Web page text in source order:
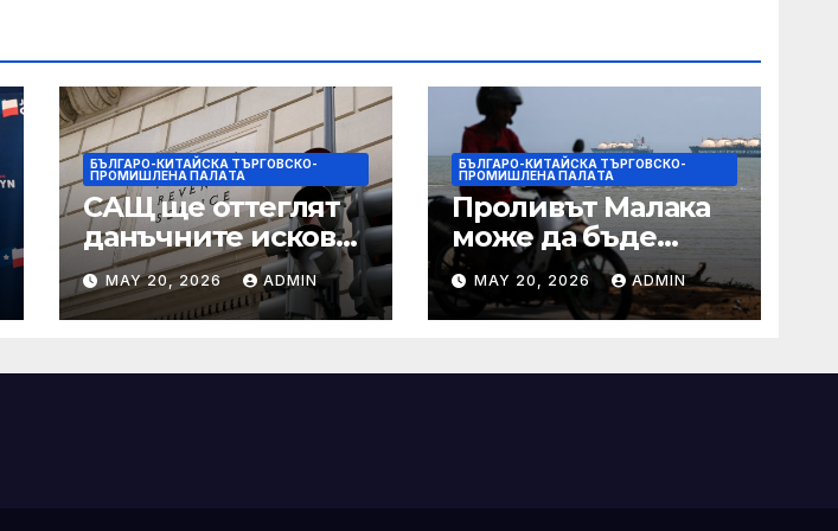
БЪЛГАРО-КИТАЙСКА ТЪРГОВСКО-
ПРОМИШЛЕНА ПАЛAТА
САЩ ще оттеглят
данъчните искове
срещу Тръмп
„завинаги“ в
сделката за
MAY 20, 2026 ADMIN
БЪЛГАРО-КИТАЙСКА ТЪРГОВСКО-
ПРОМИШЛЕНА ПАЛAТА
Проливът Малака
може да бъде
следващата точка,
ако Азия не
внимава
MAY 20, 2026 ADMIN